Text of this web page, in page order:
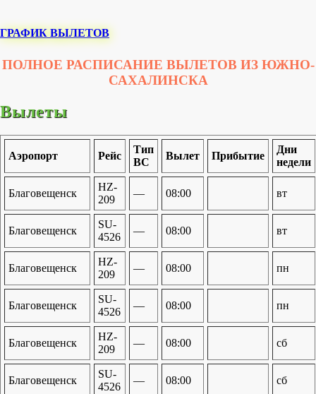
ГРАФИК ВЫЛЕТОВ
ПОЛНОЕ РАСПИСАНИЕ ВЫЛЕТОВ ИЗ ЮЖНО-
САХАЛИНСКА
Вылеты
Аэропорт Рейс
Тип
ВС
Вылет Прибытие
Дни
недели
Благовещенск
HZ-
209
— 08:00 вт
Благовещенск
SU-
4526
— 08:00 вт
Благовещенск
HZ-
209
— 08:00 пн
Благовещенск
SU-
4526
— 08:00 пн
Благовещенск
HZ-
209
— 08:00 сб
Благовещенск
SU-
4526
— 08:00 сб